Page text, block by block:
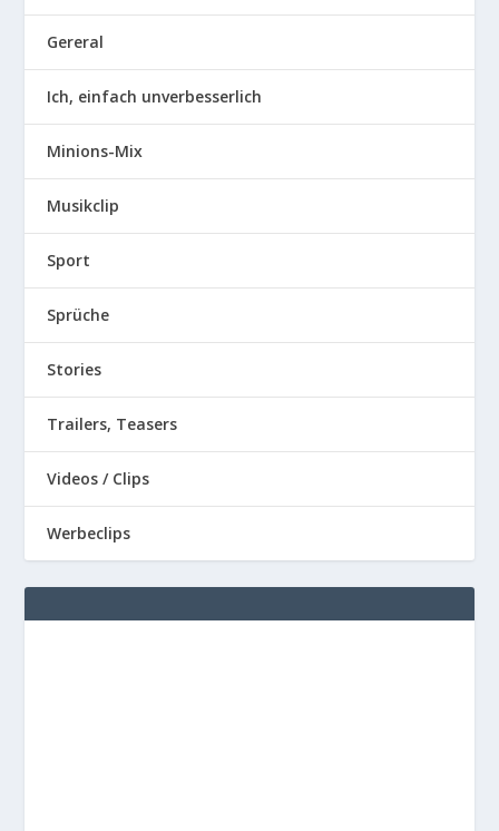
Gereral
Ich, einfach unverbesserlich
Minions-Mix
Musikclip
Sport
Sprüche
Stories
Trailers, Teasers
Videos / Clips
Werbeclips